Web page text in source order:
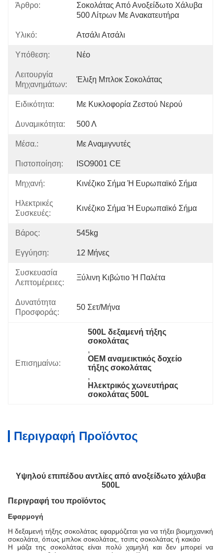
Άρθρο:
Σοκολάτας Από Ανοξείδωτο Χάλυβα
500 Λίτρων Με Ανακατευτήρα
Υλικό: Ατσάλι Ατσάλι
Υπόθεση: Νέο
Λειτουργία
Μηχανημάτων:
Έλιξη Μπλοκ Σοκολάτας
Ειδικότητα: Με Κυκλοφορία Ζεστού Νερού
Δυναμικότητα: 500 Λ
Μέσα.: Με Αναμιγνυτές
Πιστοποίηση: ISO9001 CE
Μηχανή: Κινέζικο Σήμα Ή Ευρωπαϊκό Σήμα
Ηλεκτρικές
Συσκευές:
Κινέζικο Σήμα Ή Ευρωπαϊκό Σήμα
Βάρος: 545kg
Εγγύηση: 12 Μήνες
Συσκευασία
Λεπτομέρειες:
Ξύλινη Κιβώτιο Ή Παλέτα
Δυνατότητα
Προσφοράς:
50 Σετ/μήνα
Επισημαίνω:
500L δεξαμενή τήξης
σοκολάτας
,
OEM αναμεικτικός δοχείο
τήξης σοκολάτας
,
Ηλεκτρικός χωνευτήρας
σοκολάτας 500L
Περιγραφή Προϊόντος
Υψηλού επιπέδου αντλίες από ανοξείδωτο χάλυβα
500L
Περιγραφή του προϊόντος
Εφαρμογή
Η δεξαμενή τήξης σοκολάτας εφαρμόζεται για να τήξει βιομηχανική
σοκολάτα, όπως μπλοκ σοκολάτας, τσιπς σοκολάτας ή κακάο
Η μάζα της σοκολάτας είναι πολύ χαμηλή και δεν μπορεί να